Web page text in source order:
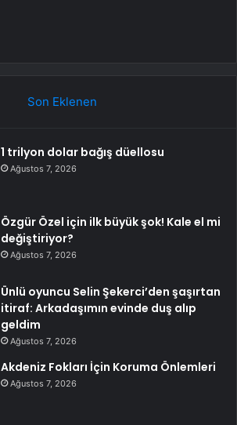
Son Eklenen
1 trilyon dolar bağış düellosu
Ağustos 7, 2026
Özgür Özel için ilk büyük şok! Kale el mi
değiştiriyor?
Ağustos 7, 2026
Ünlü oyuncu Selin Şekerci’den şaşırtan
itiraf: Arkadaşımın evinde duş alıp
geldim
Ağustos 7, 2026
Akdeniz Fokları İçin Koruma Önlemleri
Ağustos 7, 2026